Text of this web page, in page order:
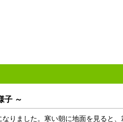
子 ～
りました。寒い朝に地面を見ると